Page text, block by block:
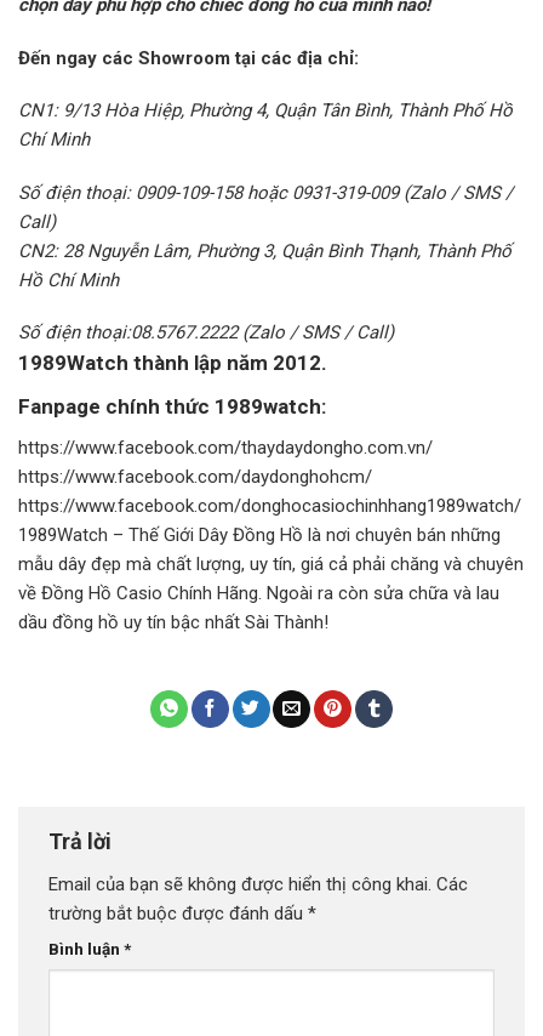
chọn dây phù hợp cho chiếc đồng hồ của mình nào!
Đến ngay các Showroom tại các địa chỉ:
CN1: 9/13 Hòa Hiệp, Phường 4, Quận Tân Bình, Thành Phố Hồ
Chí Minh
Số điện thoại: 0909-109-158 hoặc 0931-319-009 (Zalo / SMS /
Call)
CN2: 28 Nguyễn Lâm, Phường 3, Quận Bình Thạnh, Thành Phố
Hồ Chí Minh
Số điện thoại:08.5767.2222 (Zalo / SMS / Call)
1989Watch thành lập năm 2012.
Fanpage chính thức 1989watch:
https://www.facebook.com/thaydaydongho.com.vn/
https://www.facebook.com/daydonghohcm/
https://www.facebook.com/donghocasiochinhhang1989watch/
1989Watch – Thế Giới Dây Đồng Hồ là nơi chuyên bán những
mẫu dây đẹp mà chất lượng, uy tín, giá cả phải chăng và chuyên
về Đồng Hồ Casio Chính Hãng. Ngoài ra còn sửa chữa và lau
dầu đồng hồ uy tín bậc nhất Sài Thành!
Trả lời
Email của bạn sẽ không được hiển thị công khai. Các
trường bắt buộc được đánh dấu *
Bình luận *